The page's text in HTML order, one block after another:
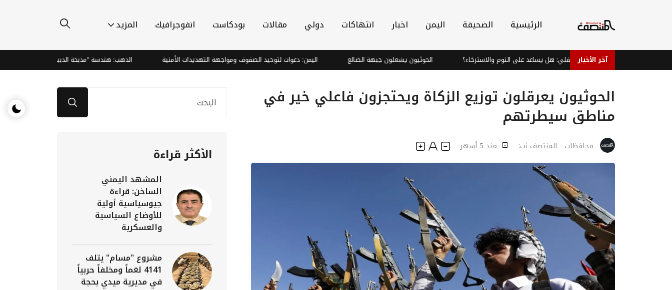
الرئيسية الصحيفة اليمن اخبار انتهاكات دولي مقالات بودكاست انفوجرافيك المزيد
آخر الأخبار
شاي النعناع الفلفلي: هل يساعد على النوم والاسترخاء؟ الحوثيون يشعلون جبهة الضالع اليمن: دعوات لتوحيد الصفوف ومواجهة التهديدات الأمنية الذهب: هندسة "مذبحة الدببة" وصعود صاروخي يتجاوز
الحوثيون يعرقلون توزيع الزكاة ويحتجزون فاعلي خير في
مناطق سيطرتهم
محافظات - المنتصف نت: منذ 5 أشهر الأكثر قراءة
المشهد اليمني
الساخن: قراءة
جيوسياسية أولية
للأوضاع السياسية
والعسكرية
مشروع "مسام" يتلف
4141 لغماً ومخلفاً حربياً
في مديرية ميدي بحجة